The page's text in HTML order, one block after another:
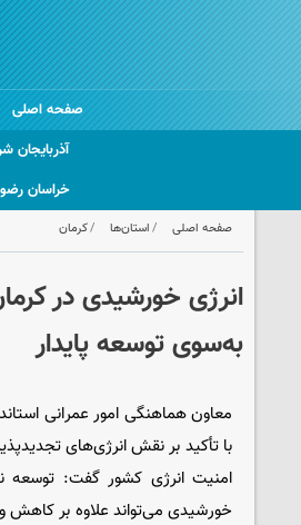
صفحه اصلی
آذربایجان
خراسان
صفحه اصلی استان‌ها کرمان
انرژی خورشیدی در
به‌سوی توسعه پایدار
معاون هماهنگی امور عمرانی
با تأکید بر نقش انرژی‌های
امنیت انرژی کشور گفت: توسعه
خورشیدی می‌تواند علاوه بر کاهش